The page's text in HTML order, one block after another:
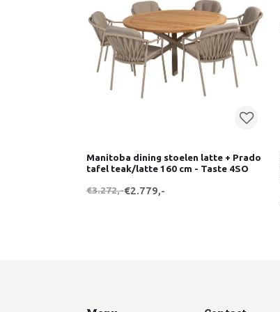
Manitoba dining stoelen latte + Prado
tafel teak/latte 160 cm - Taste 4SO
€3.272,-€2.779,-